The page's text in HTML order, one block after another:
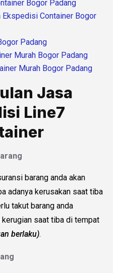
Bogor Padang
Container Bogor
Padang
Murah Bogor Padang
Murah Bogor Padang
Jasa
Line7
barang anda akan
adanya kerusakan saat tiba
takut barang anda
saat tiba di tempat
berlaku).